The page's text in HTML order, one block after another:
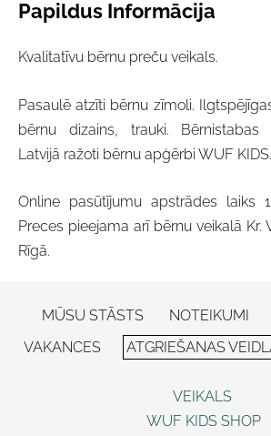
Papildus Informācija
Kvalitatīvu bērnu preču veikals.
Pasaulē atzīti bērnu zīmoli.
bērnu dizains, trauki. Bērnistabas
Latvijā ražoti bērnu apģērbi WUF KIDS.
Online pasūtījumu apstrādes laiks
Preces pieejama arī bērnu veikalā Kr.
Rīgā.
MŪSU STĀSTS NOTEIKUMI
VAKANCES
ATGRIEŠANAS
VEIKALS
WUF KIDS SHOP